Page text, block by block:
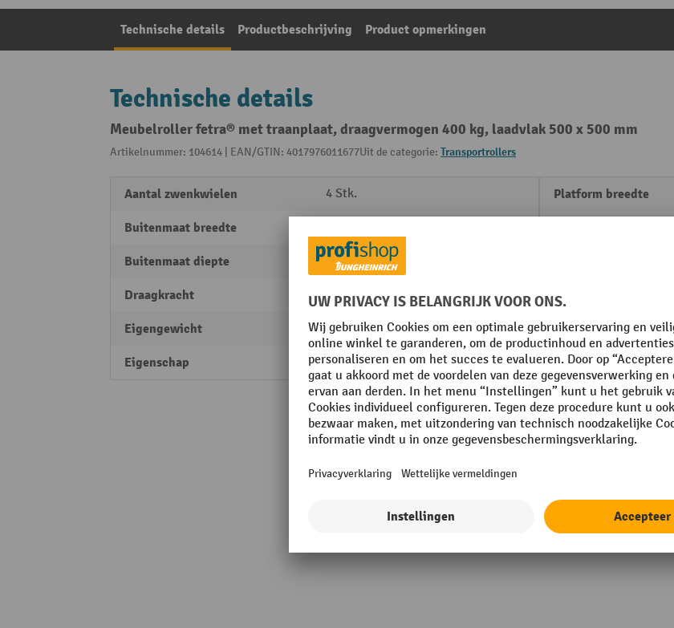
Technische details Productbeschrijving Product opmerkingen
Technische details
Meubelroller fetra® met traanplaat, draagvermogen 400 kg, laadvlak 500 x 500 mm
Artikelnummer: 104614 | EAN/GTIN: 4017976011677Uit de categorie: Transportrollers
Aantal zwenkwielen 4 Stk.
Buitenmaat breedte
Buitenmaat diepte 500 mm
Draagkracht 400 kg
Eigengewicht 14,5 kg
Eigenschap gesloten
Platform breedte
Platform kleur
Platform materiaal
Platform oppervlakte
Toon alle technische details